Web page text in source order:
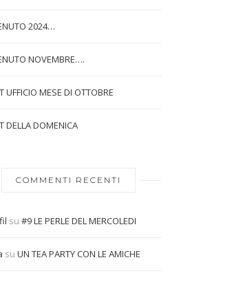
2024…
NOVEMBRE….
UFFICIO MESE DI OTTOBRE
DELLA DOMENICA
COMMENTI RECENTI
su #9 LE PERLE DEL MERCOLEDI
su UN TEA PARTY CON LE AMICHE